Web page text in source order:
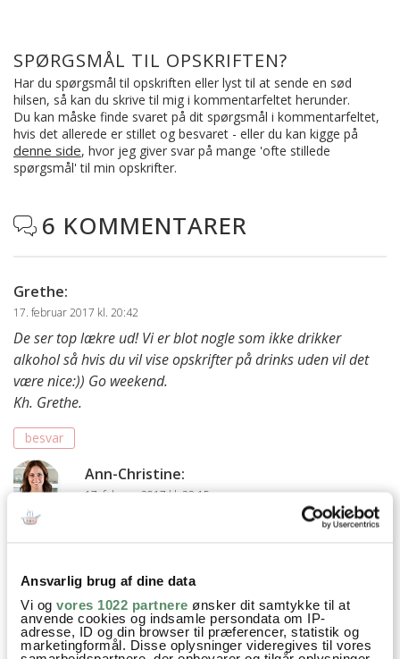
Ansvarlig brug af dine data
Vi og vores 1022 partnere ønsker dit samtykke til at
anvende cookies og indsamle persondata om IP-
adresse, ID og din browser til præferencer, statistik og
marketingformål. Disse oplysninger videregives til vores
SPØRGSMÅL TIL OPSKRIFTEN?
Har du spørgsmål til opskriften eller lyst til at sende en sød
hilsen, så kan du skrive til mig i kommentarfeltet herunder.
Du kan måske finde svaret på dit spørgsmål i kommentarfeltet,
hvis det allerede er stillet og besvaret - eller du kan kigge på
denne side, hvor jeg giver svar på mange 'ofte stillede
spørgsmål' til min opskrifter.
 6 KOMMENTARER
Grethe:
17. februar 2017 kl. 20:42
De ser top lækre ud! Vi er blot nogle som ikke drikker
alkohol så hvis du vil vise opskrifter på drinks uden vil det
være nice:)) Go weekend.
Kh. Grethe.
besvar
Ann-Christine:
17. februar 2017 kl. 22:15
Jeg laver dem faktisk stort set på samme måde
Men skal gerne tænke ind i at lave et bud på
begge dele, hvor det giver god mening :)
Rigtig dejlig weekend til dig også
Kh AC